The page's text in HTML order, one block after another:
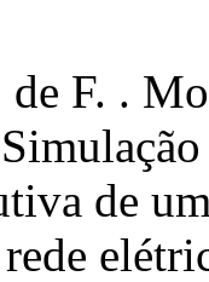
F. .
de